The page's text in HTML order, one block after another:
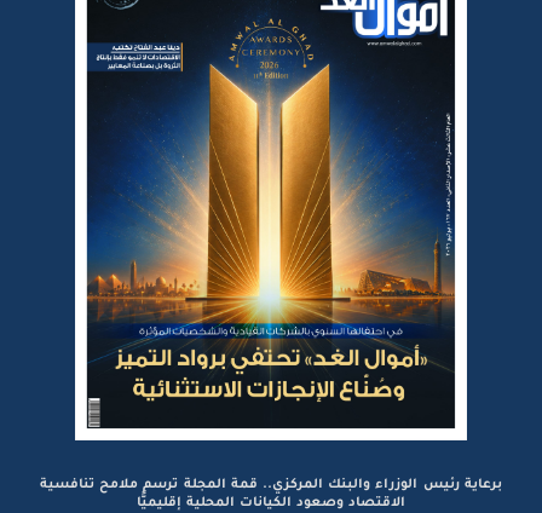
برعاية رئيس الوزراء والبنك المركزي.. قمة المجلة ترسم ملامح تنافسية
الاقتصاد وصعود الكيانات المحلية إقليميًّا